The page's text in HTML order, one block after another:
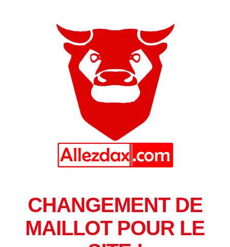
CHANGEMENT DE
MAILLOT POUR LE